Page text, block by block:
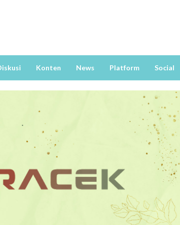
Konten News Platform Social